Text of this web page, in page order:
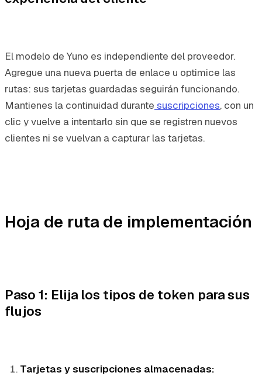
El modelo de Yuno es independiente del proveedor.
Agregue una nueva puerta de enlace u optimice las
rutas: sus tarjetas guardadas seguirán funcionando.
Mantienes la continuidad durante suscripciones, con un
clic y vuelve a intentarlo sin que se registren nuevos
clientes ni se vuelvan a capturar las tarjetas.
Hoja de ruta de implementación
Paso 1: Elija los tipos de token para sus
flujos
Tarjetas y suscripciones almacenadas: